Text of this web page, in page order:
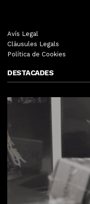
Avís Legal
Clàusules Legals
Política de Cookies
DESTACADES